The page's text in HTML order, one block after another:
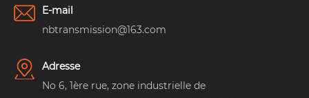
E-mail
nbtransmission@163.com
Adresse
No 6, 1ère rue, zone industrielle de